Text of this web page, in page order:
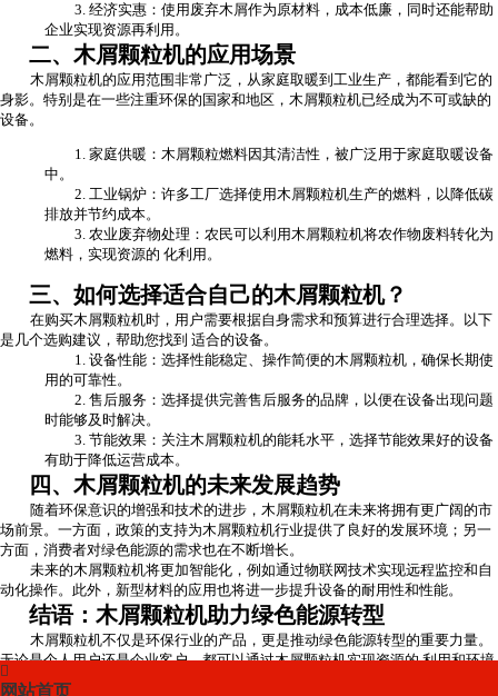
荣誉资质
3. 经济实惠：使用废弃木屑作为原材料，成本低廉，同时还能帮助
企业实现资源再利用。
二、木屑颗粒机的应用场景
木屑颗粒机的应用范围非常广泛，从家庭取暖到工业生产，都能看到它的
身影。特别是在一些注重环保的国家和地区，木屑颗粒机已经成为不可或缺的
设备。
1. 家庭供暖：木屑颗粒燃料因其清洁性，被广泛用于家庭取暖设备
中。
2. 工业锅炉：许多工厂选择使用木屑颗粒机生产的燃料，以降低碳
排放并节约成本。
3. 农业废弃物处理：农民可以利用木屑颗粒机将农作物废料转化为
燃料，实现资源的 化利用。
三、如何选择适合自己的木屑颗粒机？
在购买木屑颗粒机时，用户需要根据自身需求和预算进行合理选择。以下
是几个选购建议，帮助您找到 适合的设备。
1. 设备性能：选择性能稳定、操作简便的木屑颗粒机，确保长期使
用的可靠性。
2. 售后服务：选择提供完善售后服务的品牌，以便在设备出现问题
时能够及时解决。
3. 节能效果：关注木屑颗粒机的能耗水平，选择节能效果好的设备
有助于降低运营成本。
四、木屑颗粒机的未来发展趋势
随着环保意识的增强和技术的进步，木屑颗粒机在未来将拥有更广阔的市
场前景。一方面，政策的支持为木屑颗粒机行业提供了良好的发展环境；另一
方面，消费者对绿色能源的需求也在不断增长。
未来的木屑颗粒机将更加智能化，例如通过物联网技术实现远程监控和自
动化操作。此外，新型材料的应用也将进一步提升设备的耐用性和性能。
结语：木屑颗粒机助力绿色能源转型
木屑颗粒机不仅是环保行业的产品，更是推动绿色能源转型的重要力量。
无论是个人用户还是企业客户，都可以通过木屑颗粒机实现资源的 利用和环境
的可持续发展。如果您正在寻找一种经济实用且环保的能源解决方案

网站首页